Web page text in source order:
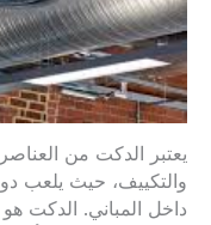
يعتبر الدكت من
والتكييف، حيث يلعب
داخل المباني. الدكت